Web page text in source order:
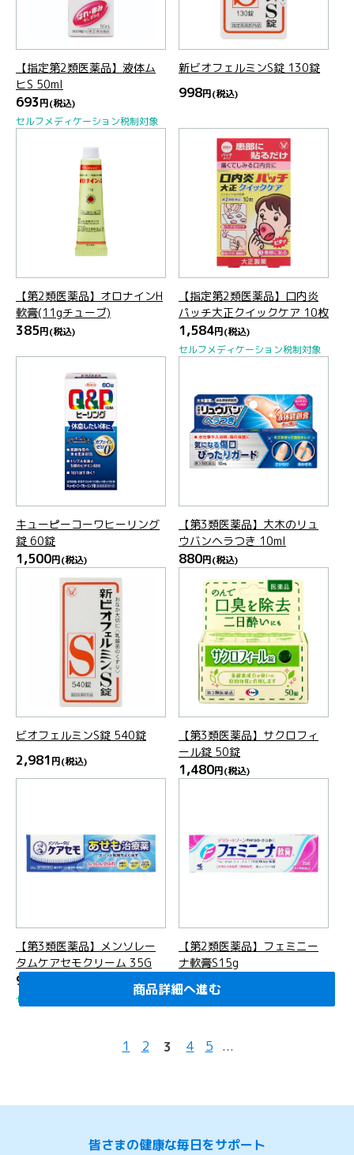
商品詳細へ進む
商品詳細へ進む
商品詳細へ進む
商品詳細へ進む
商品詳細へ進む
商品詳細へ進む
商品詳細へ進む
商品詳細へ進む
商品詳細へ進む
商品詳細へ進む
【指定第2類医薬品】液体ム
ヒS 50ml
693円(税込)
セルフメディケーション税制対象
商品詳細へ進む
新ビオフェルミンS錠 130錠
998円(税込)
商品詳細へ進む
【第2類医薬品】オロナインH
軟膏(11gチューブ)
385円(税込)
商品詳細へ進む
【指定第2類医薬品】口内炎
パッチ大正クイックケア 10枚
1,584円(税込)
セルフメディケーション税制対象
商品詳細へ進む
キューピーコーワヒーリング
錠 60錠
1,500円(税込)
商品詳細へ進む
【第3類医薬品】大木のリュ
ウバンヘラつき 10ml
880円(税込)
商品詳細へ進む
ビオフェルミンS錠 540錠
2,981円(税込)
商品詳細へ進む
【第3類医薬品】サクロフィ
ール錠 50錠
1,480円(税込)
商品詳細へ進む
【第3類医薬品】メンソレー
タムケアセモクリーム 35G
968
セルフメディケーション税制対象
商品詳細へ進む
【第2類医薬品】フェミニー
ナ軟膏S15g
947円(税込)
セルフメディケーション税制対象
商品詳細へ進む
1 2 3 4 5 ...
皆さまの健康な毎日をサポート